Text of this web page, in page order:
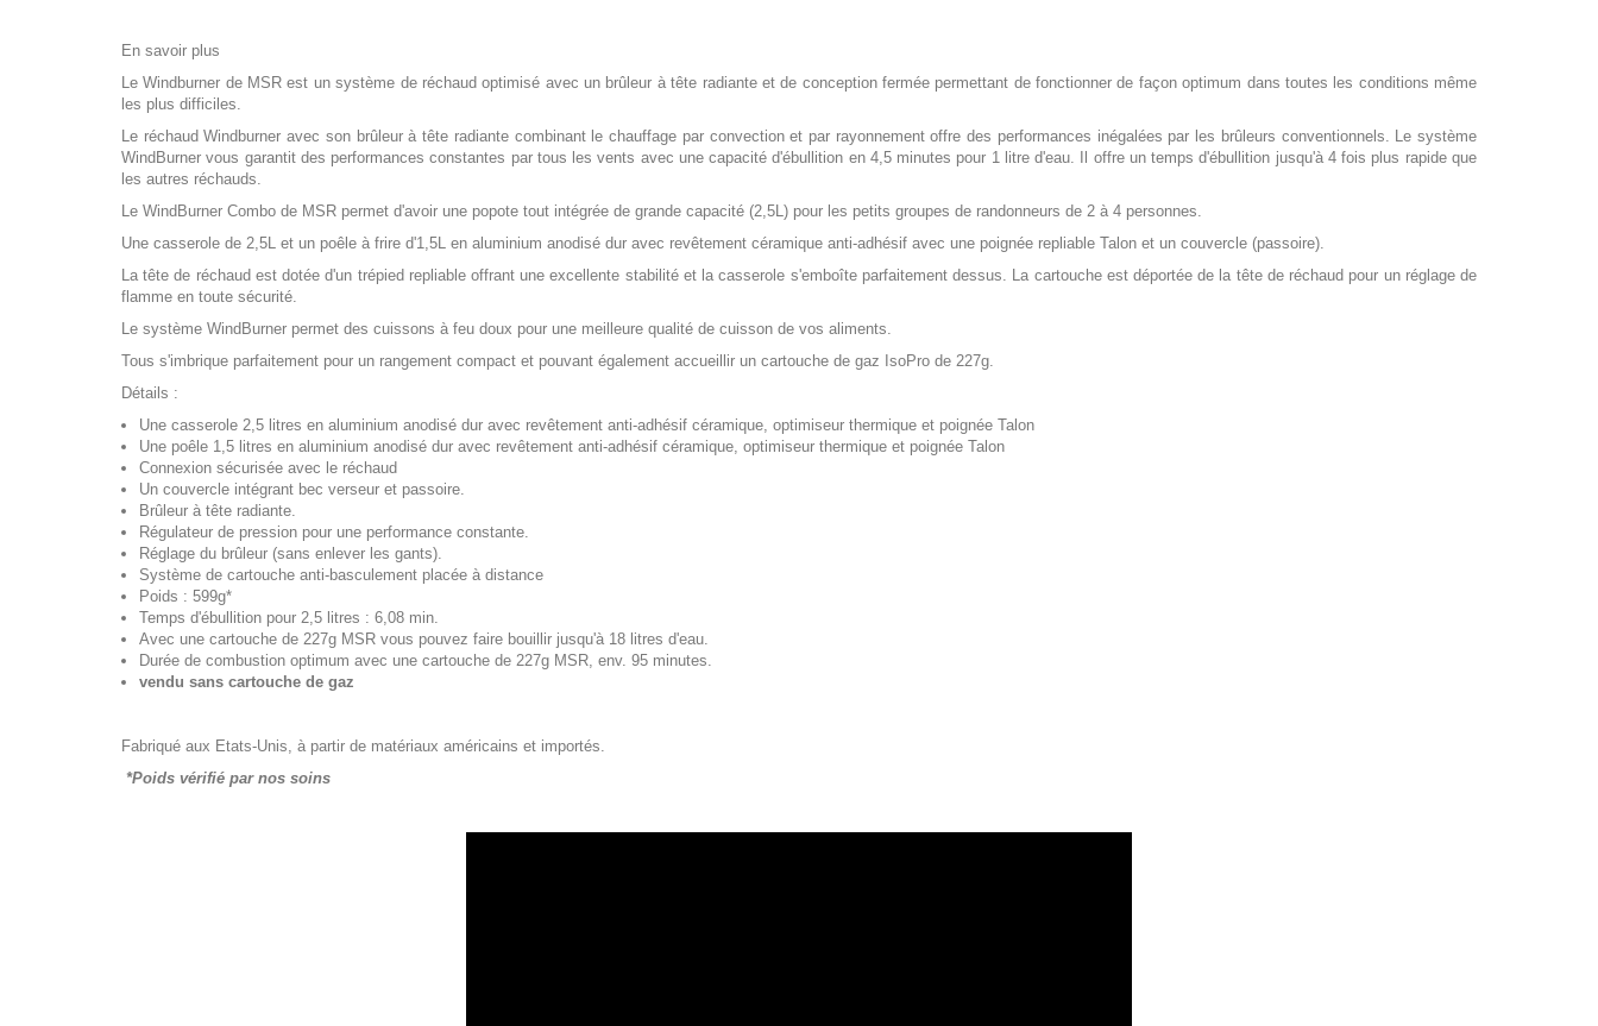
En savoir plus
Le Windburner de MSR est un système de réchaud optimisé avec un brûleur à tête radiante et de conception fermée permettant de fonctionner de façon optimum dans toutes les conditions même
les plus difficiles.
Le réchaud Windburner avec son brûleur à tête radiante combinant le chauffage par convection et par rayonnement offre des performances inégalées par les brûleurs conventionnels. Le système
WindBurner vous garantit des performances constantes par tous les vents avec une capacité d'ébullition en 4,5 minutes pour 1 litre d'eau. Il offre un temps d'ébullition jusqu'à 4 fois plus rapide que
les autres réchauds.
Le WindBurner Combo de MSR permet d'avoir une popote tout intégrée de grande capacité (2,5L) pour les petits groupes de randonneurs de 2 à 4 personnes.
Une casserole de 2,5L et un poêle à frire d'1,5L en aluminium anodisé dur avec revêtement céramique anti-adhésif avec une poignée repliable Talon et un couvercle (passoire).
La tête de réchaud est dotée d'un trépied repliable offrant une excellente stabilité et la casserole s'emboîte parfaitement dessus. La cartouche est déportée de la tête de réchaud pour un réglage de
flamme en toute sécurité.
Le système WindBurner permet des cuissons à feu doux pour une meilleure qualité de cuisson de vos aliments.
Tous s'imbrique parfaitement pour un rangement compact et pouvant également accueillir un cartouche de gaz IsoPro de 227g.
Détails :
Une casserole 2,5 litres en aluminium anodisé dur avec revêtement anti-adhésif céramique, optimiseur thermique et poignée Talon
Une poêle 1,5 litres en aluminium anodisé dur avec revêtement anti-adhésif céramique, optimiseur thermique et poignée Talon
Connexion sécurisée avec le réchaud
Un couvercle intégrant bec verseur et passoire.
Brûleur à tête radiante.
Régulateur de pression pour une performance constante.
Réglage du brûleur (sans enlever les gants).
Système de cartouche anti-basculement placée à distance
Poids : 599g*
Temps d'ébullition pour 2,5 litres : 6,08 min.
Avec une cartouche de 227g MSR vous pouvez faire bouillir jusqu'à 18 litres d'eau.
Durée de combustion optimum avec une cartouche de 227g MSR, env. 95 minutes.
vendu sans cartouche de gaz
Fabriqué aux Etats-Unis, à partir de matériaux américains et importés.
*Poids vérifié par nos soins